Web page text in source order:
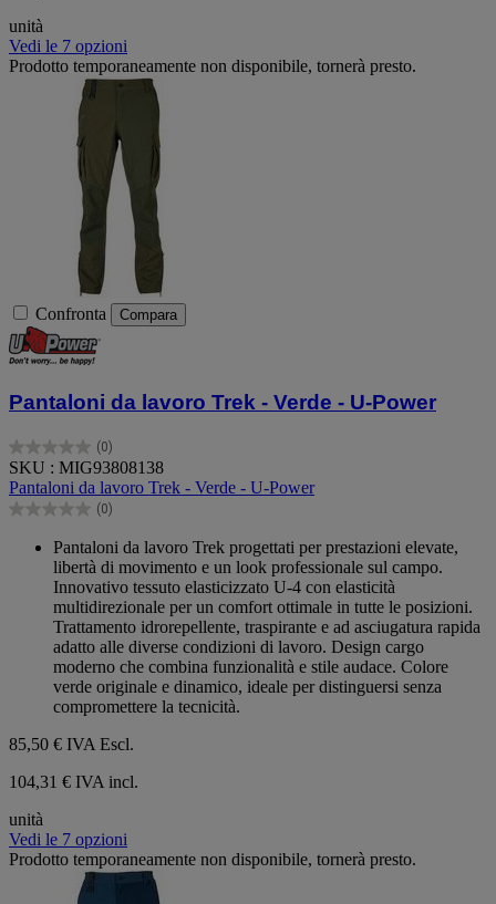
unità
Vedi le 7 opzioni
Prodotto temporaneamente non disponibile, tornerà presto.
Confronta Compara
Pantaloni da lavoro Trek - Verde - U-Power
(0)
0.0
su
5
stelle.
SKU : MIG93808138
Pantaloni da lavoro Trek - Verde - U-Power
(0)
0.0
Pantaloni da lavoro Trek progettati per prestazioni elevate,
libertà di movimento e un look professionale sul campo.
Innovativo tessuto elasticizzato U-4 con elasticità
multidirezionale per un comfort ottimale in tutte le posizioni.
Trattamento idrorepellente, traspirante e ad asciugatura rapida
adatto alle diverse condizioni di lavoro. Design cargo
moderno che combina funzionalità e stile audace. Colore
verde originale e dinamico, ideale per distinguersi senza
compromettere la tecnicità.
85,50 € IVA Escl.
104,31 € IVA incl.
unità
Vedi le 7 opzioni
Prodotto temporaneamente non disponibile, tornerà presto.